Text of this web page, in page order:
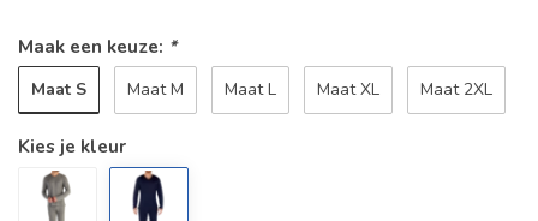
Maak een keuze: *
Maat S Maat M Maat L Maat XL Maat 2XL
Kies je kleur